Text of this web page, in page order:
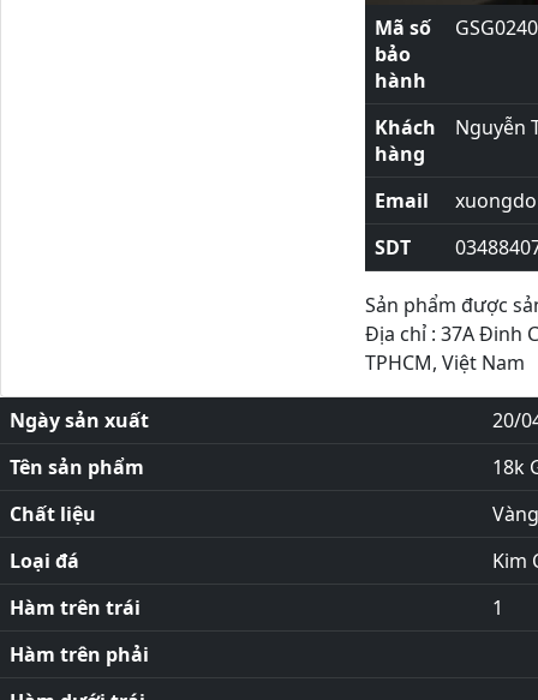
Mã số
bảo
hành
GSG0240
Khách
hàng
Nguyễn
Email
SDT
Sản phẩm được
Địa chỉ : 37A Đinh
TPHCM, Việt Nam
Ngày sản xuất
20/
Tên sản phẩm
18k
Chất liệu
Loại đá
Kim
Hàm trên trái
1
Hàm trên phải